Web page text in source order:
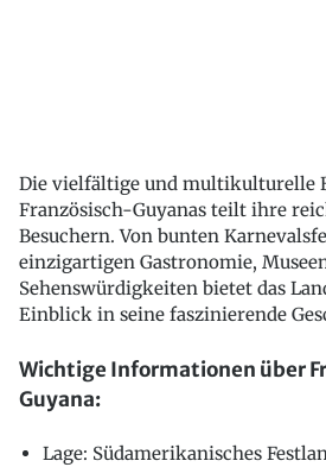
Die vielfältige und multikulturelle
Französisch-Guyanas teilt ihre
Besuchern. Von bunten
einzigartigen Gastronomie,
Sehenswürdigkeiten bietet das
Einblick in seine faszinierende
Wichtige Informationen über
Guyana:
Lage: Südamerikanisches